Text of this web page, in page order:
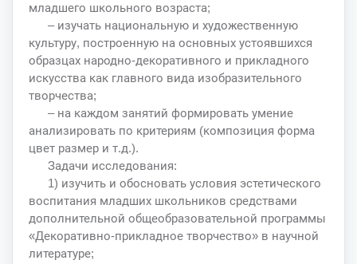
младшего школьного возраста;
– изучать национальную и художественную
культуру, построенную на основных устоявшихся
образцах народно-декоративного и прикладного
искусства как главного вида изобразительного
творчества;
– на каждом занятий формировать умение
анализировать по критериям (композиция форма
цвет размер и т.д.).
Задачи исследования:
1) изучить и обосновать условия эстетического
воспитания младших школьников средствами
дополнительной общеобразовательной программы
«Декоративно-прикладное творчество» в научной
литературе;